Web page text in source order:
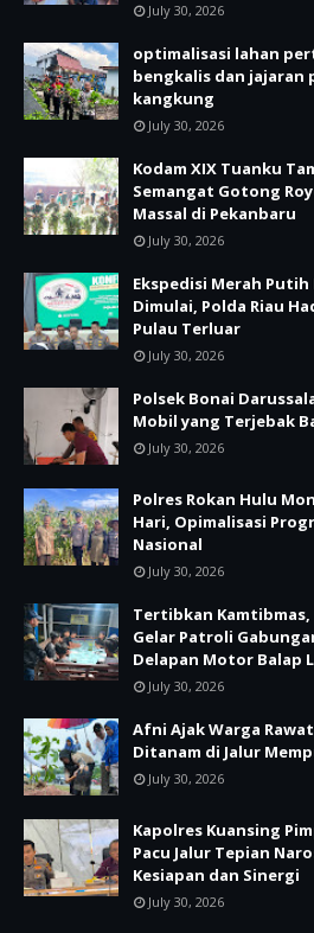
July 30, 2026
optimalisasi lahan
bengkalis dan jajaran
kangkung
July 30, 2026
Kodam XIX Tuanku
Semangat Gotong
Massal di Pekanbaru
July 30, 2026
Ekspedisi Merah Putih
Dimulai, Polda Riau
Pulau Terluar
July 30, 2026
Polsek Bonai
Mobil yang Terjebak
July 30, 2026
Polres Rokan Hulu
Hari, Opimalisasi
Nasional
July 30, 2026
Tertibkan Kamtibmas,
Gelar Patroli
Delapan Motor Balap
July 30, 2026
Afni Ajak Warga
Ditanam di Jalur
July 30, 2026
Kapolres Kuansing
Pacu Jalur Tepian
Kesiapan dan Sinergi
July 30, 2026